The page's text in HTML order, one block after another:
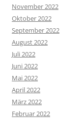
November 2022
Oktober 2022
September 2022
August 2022
Juli 2022
Juni 2022
Mai 2022
April 2022
März 2022
Februar 2022